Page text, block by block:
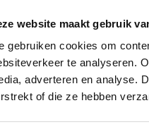
website maakt gebruik
gebruiken cookies om
te analyseren.
adverteren en analyse.
of die ze hebben